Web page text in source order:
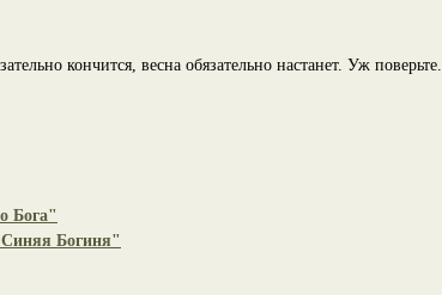
кончится, весна обязательно настанет. Уж поверьте.
Бога"
Богиня"